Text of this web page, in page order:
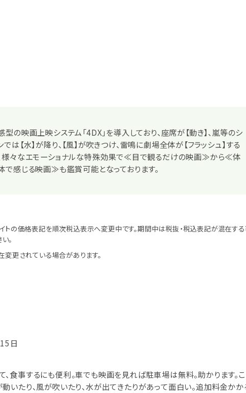
型の映画上映システム「4DX」を導入しており、座席が【動き】、嵐等のシ
では【水】が降り、【風】が吹きつけ、雷鳴に劇場全体が【フラッシュ】する
様々なエモーショナルな特殊効果で≪目で観るだけの映画≫から≪体
で感じる映画≫も鑑賞可能となっております。
の価格表記を順次税込表示へ変更中です。期間中は税抜・税込表記が混在す
。
更されている場合があります。
日
食事するにも便利。車でも映画を見れば駐車場は無料。助かります。
たり、風が吹いたり、水が出てきたりがあって面白い。追加料金かか